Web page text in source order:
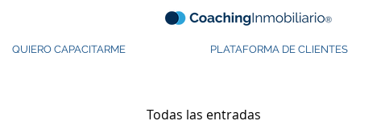
QUIERO CAPACITARME PLATAFORMA DE CLIENTES
Todas las entradas